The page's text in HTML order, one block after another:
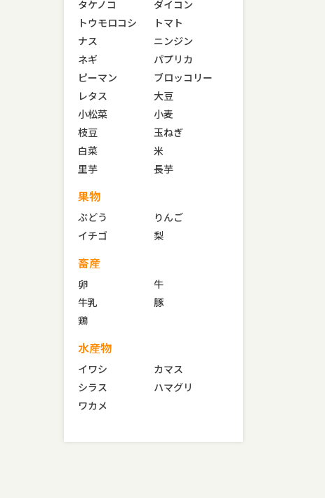
タケノコ
ダイコン
トウモロコシ
トマト
ナス
ニンジン
ネギ
パプリカ
ピーマン
ブロッコリー
レタス
大豆
小松菜
小麦
枝豆
玉ねぎ
白菜
米
里芋
長芋
果物
ぶどう
りんご
イチゴ
梨
畜産
卵
牛
牛乳
豚
鶏
水産物
イワシ
カマス
シラス
ハマグリ
ワカメ